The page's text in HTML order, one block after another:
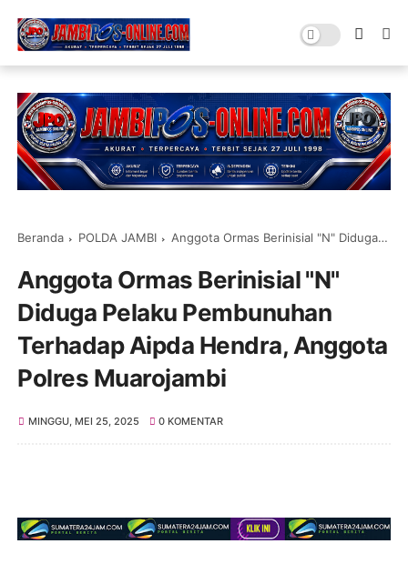
Beranda POLDA JAMBI Anggota Ormas Berinisial "N" Diduga Pelaku Pembunuhan Terhadap Aipda Hendra, Anggota Polres Muarojambi
Anggota Ormas Berinisial "N"
Diduga Pelaku Pembunuhan
Terhadap Aipda Hendra, Anggota
Polres Muarojambi
MINGGU, MEI 25, 2025 0 KOMENTAR